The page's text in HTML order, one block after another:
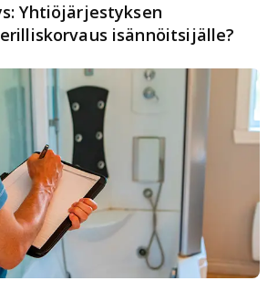
Yhtiöjärjestyksen
isännöitsijälle?